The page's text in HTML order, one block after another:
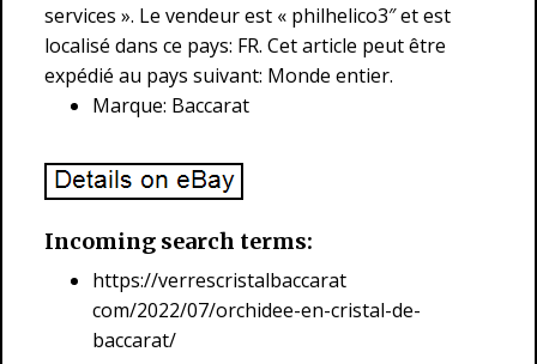
services ». Le vendeur est « philhelico3″ et est
localisé dans ce pays: FR. Cet article peut être
expédié au pays suivant: Monde entier.
Marque: Baccarat
Incoming search terms:
https://verrescristalbaccarat
com/2022/07/orchidee-en-cristal-de-
baccarat/